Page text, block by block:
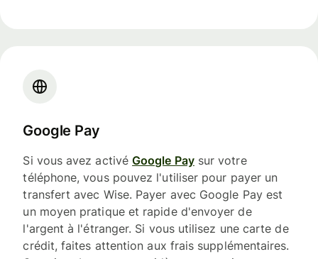
Google Pay
Si vous avez activéGoogle Paysur votre
téléphone, vous pouvez l'utiliser pour payer un
transfert avec Wise. Payer avec Google Pay est
un moyen pratique et rapide d'envoyer de
l'argent à l'étranger. Si vous utilisez une carte de
crédit, faites attention aux frais supplémentaires.